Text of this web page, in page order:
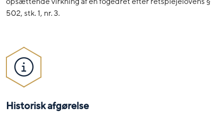
502, stk. 1, nr. 3.
Historisk afgørelse